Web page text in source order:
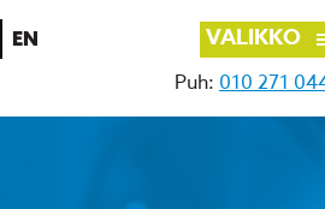
VALIKKO
ENGLISH
EN
Puh: 010 271